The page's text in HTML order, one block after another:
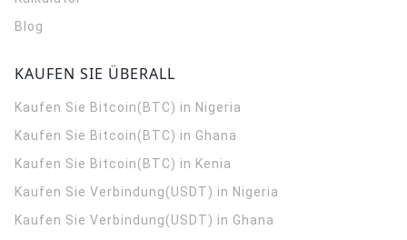
Blog
KAUFEN SIE ÜBERALL
Kaufen Sie Bitcoin(BTC) in Nigeria
Kaufen Sie Bitcoin(BTC) in Ghana
Kaufen Sie Bitcoin(BTC) in Kenia
Kaufen Sie Verbindung(USDT) in Nigeria
Kaufen Sie Verbindung(USDT) in Ghana